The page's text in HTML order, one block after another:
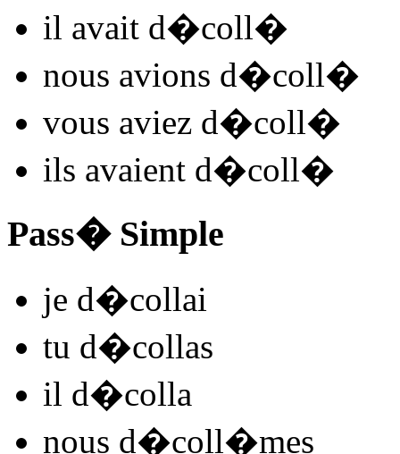
il avait d�coll�
nous avions d�coll�
vous aviez d�coll�
ils avaient d�coll�
Pass� Simple
je d�collai
tu d�collas
il d�colla
nous d�coll�mes